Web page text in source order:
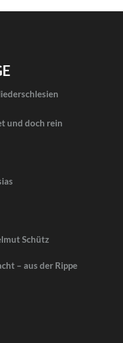
und doch rein
Schütz
– aus der Rippe